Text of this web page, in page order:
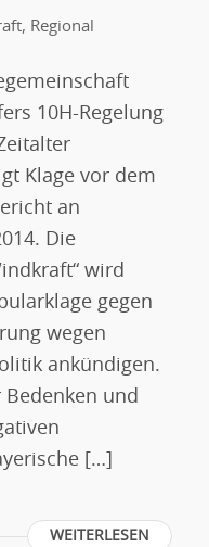
, Regional
10H-Regelung
Klage vor dem
an
Die
wird
gegen
wegen
ankündigen.
Bedenken und
[…]
WEITERLESEN